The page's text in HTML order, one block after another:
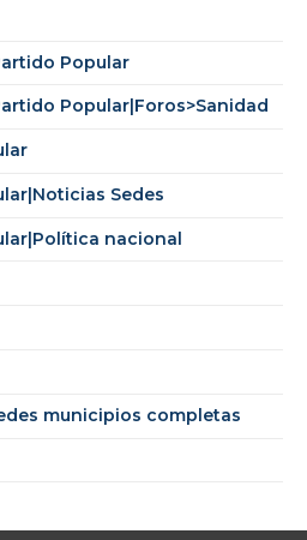
Popular
Popular|Foros>Sanidad
Sedes
nacional
municipios completas